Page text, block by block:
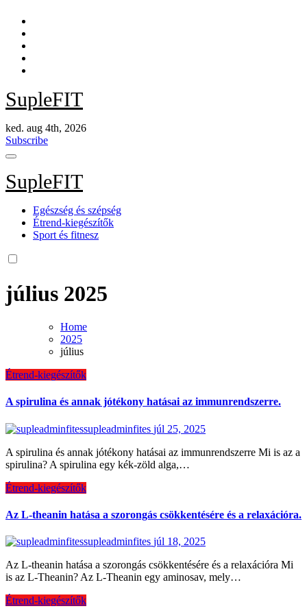
Skip
content
SupleFIT
ked. aug 4th, 2026
Subscribe
SupleFIT
Egészség és szépség
Étrend-kiegészítők
Sport és fitnesz
július 2025
Home
2025
július
Étrend-kiegészítők
A spirulina és annak jótékony hatásai az immunrendszerre.
supleadminfites júl 25, 2025
A spirulina és annak jótékony hatásai az immunrendszerre Mi is az a
spirulina? A spirulina egy kék-zöld alga,…
Étrend-kiegészítők
Az L-theanin hatása a szorongás csökkentésére és a relaxációra.
supleadminfites júl 18, 2025
Az L-theanin hatása a szorongás csökkentésére és a relaxációra Mi
is az L-Theanin? Az L-Theanin egy aminosav, mely…
Étrend-kiegészítők